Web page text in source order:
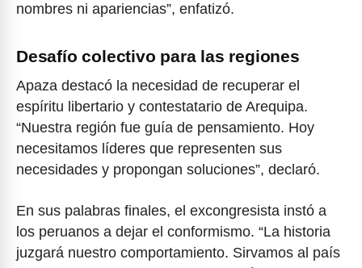
nombres ni apariencias”, enfatizó.
Desafío colectivo para las regiones
Apaza destacó la necesidad de recuperar el
espíritu libertario y contestatario de Arequipa.
“Nuestra región fue guía de pensamiento. Hoy
necesitamos líderes que representen sus
necesidades y propongan soluciones”, declaró.
En sus palabras finales, el excongresista instó a
los peruanos a dejar el conformismo. “La historia
juzgará nuestro comportamiento. Sirvamos al país